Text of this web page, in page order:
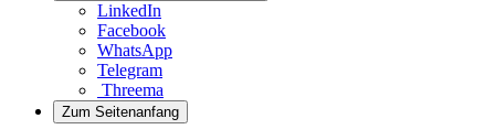
LinkedIn
Facebook
WhatsApp
Telegram
Threema
Zum Seitenanfang